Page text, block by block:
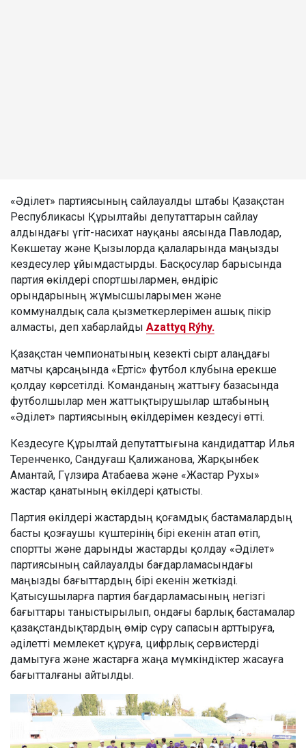
«Әділет» партиясының сайлауалды штабы Қазақстан
Республикасы Құрылтайы депутаттарын сайлау
алдындағы үгіт-насихат науқаны аясында Павлодар,
Көкшетау және Қызылорда қалаларында маңызды
кездесулер ұйымдастырды. Басқосулар барысында
партия өкілдері спортшылармен, өндіріс
орындарының жұмысшыларымен және
коммуналдық сала қызметкерлерімен ашық пікір
алмасты, деп хабарлайды Azattyq Rýhy.
Қазақстан чемпионатының кезекті сырт алаңдағы
матчы қарсаңында «Ертіс» футбол клубына ерекше
қолдау көрсетілді. Команданың жаттығу базасында
футболшылар мен жаттықтырушылар штабының
«Әділет» партиясының өкілдерімен кездесуі өтті.
Кездесуге Құрылтай депутаттығына кандидаттар Илья
Теренченко, Сандуғаш Қалижанова, Жарқынбек
Амантай, Гүлзира Атабаева және «Жастар Рухы»
жастар қанатының өкілдері қатысты.
Партия өкілдері жастардың қоғамдық бастамалардың
басты қозғаушы күштерінің бірі екенін атап өтіп,
спортты және дарынды жастарды қолдау «Әділет»
партиясының сайлауалды бағдарламасындағы
маңызды бағыттардың бірі екенін жеткізді.
Қатысушыларға партия бағдарламасының негізгі
бағыттары таныстырылып, ондағы барлық бастамалар
қазақстандықтардың өмір сүру сапасын арттыруға,
әділетті мемлекет құруға, цифрлық сервистерді
дамытуға және жастарға жаңа мүмкіндіктер жасауға
бағытталғаны айтылды.